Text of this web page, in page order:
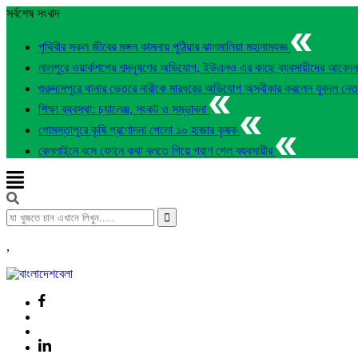
সর্বশেষ সংবাদ
পৃথিবীর সকল জীবের মঙ্গল কামনায় পুঠিয়ার ঝালমালিয়া মহানামযজ্ঞ
লালপুরে ওয়ার্কশপের শব্দদূষণের অভিযোগ, ইউএনও এর কাছে ব্যবসায়ীদের
গুরুদাসপুরে থানার ভেতরে নারীকে মারধরের অভিযোগ অস্বীকার করলেন যুবদল
শিক্ষা ব্যবস্থা: চ্যালেঞ্জ, সংকট ও সম্ভাবনা
গোমস্তাপুরে কৃষি প্রণোদনা পেলো ১০ হাজার কৃষক
রেললাইনে বসে ফোনে কথা বলতে গিয়ে প্রাণ গেল ব্যবসায়ীর
,